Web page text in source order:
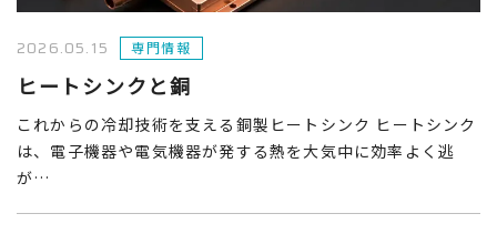
2026.05.15 専門情報
ヒートシンクと銅
これからの冷却技術を支える銅製ヒートシンク ヒートシンク
は、電子機器や電気機器が発する熱を大気中に効率よく逃
が…